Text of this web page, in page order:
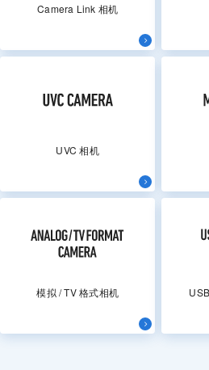
Camera Link 相机
UVC 相机
模拟 / TV 格式相机